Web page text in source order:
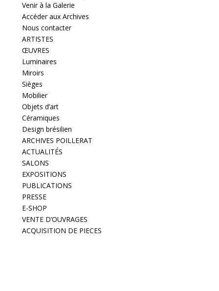
Venir à la Galerie
Accéder aux Archives
Nous contacter
ARTISTES
ŒUVRES
Luminaires
Miroirs
Sièges
Mobilier
Objets d’art
Céramiques
Design brésilien
ARCHIVES POILLERAT
ACTUALITÉS
SALONS
EXPOSITIONS
PUBLICATIONS
PRESSE
E-SHOP
VENTE D’OUVRAGES
ACQUISITION DE PIECES